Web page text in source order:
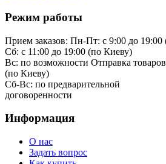
Режим работы
Прием заказов: Пн-Пт: с 9:00 до 19:00
Cб: с 11:00 до 19:00 (по Киеву)
Вс: по возможности Отправка
(по Киеву)
Cб-Вс: по предварительной
договоренности
Информация
О нас
Задать вопрос